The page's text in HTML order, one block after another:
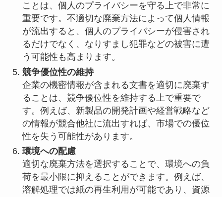
ことは、個人のプライバシーを守る上で非常に
重要です。不適切な廃棄方法によって個人情報
が流出すると、個人のプライバシーが侵害され
るだけでなく、なりすまし犯罪などの被害に遭
う可能性も高まります。
競争優位性の維持
企業の機密情報が含まれる文書を適切に廃棄す
ることは、競争優位性を維持する上で重要で
す。例えば、新製品の開発計画や経営戦略など
の情報が競合他社に流出すれば、市場での優位
性を失う可能性があります。
環境への配慮
適切な廃棄方法を選択することで、環境への負
荷を最小限に抑えることができます。例えば、
溶解処理では紙の再生利用が可能であり、資源